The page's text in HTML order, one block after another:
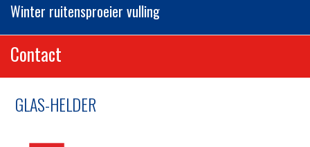
Winter ruitensproeier vulling
Contact
GLAS-HELDER